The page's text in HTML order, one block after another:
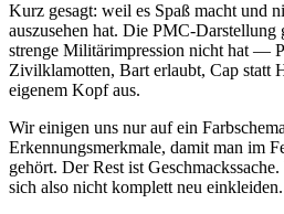
Kurz gesagt: weil es Spaß macht und
auszusehen hat. Die PMC-Darstellung
strenge Militärimpression nicht hat —
Zivilklamotten, Bart erlaubt, Cap statt
eigenem Kopf aus.
Wir einigen uns nur auf ein
Erkennungsmerkmale, damit man im
gehört. Der Rest ist
sich also nicht komplett neu einkleiden.